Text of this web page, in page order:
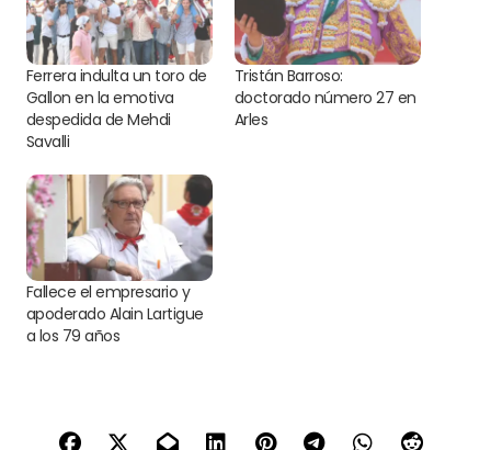
Ferrera indulta un toro de
Gallon en la emotiva
despedida de Mehdi
Savalli
Tristán Barroso:
doctorado número 27 en
Arles
Fallece el empresario y
apoderado Alain Lartigue
a los 79 años